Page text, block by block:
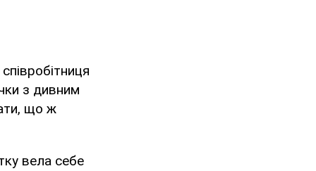
з дивним
що ж
вела себе